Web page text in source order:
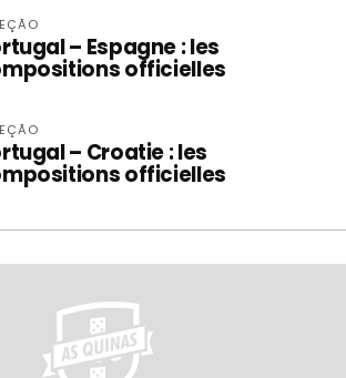
– Espagne : les
officielles
– Croatie : les
officielles